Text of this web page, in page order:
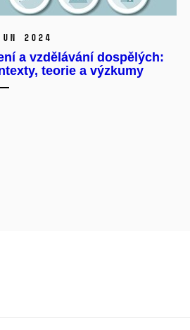
2024
a vzdělávání dospělých:
teorie a výzkumy